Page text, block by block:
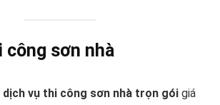
công sơn nhà
dịch vụ thi công sơn nhà trọn gói giá